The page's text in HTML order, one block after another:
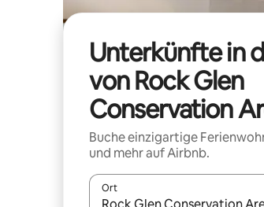
Unterkünfte in
von Rock Glen
Conservation
Buche einzigartige
und mehr auf Airbnb.
Ort
Wenn Ergebnisse verfügbar